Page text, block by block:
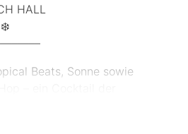
HALL
❄️
Beats, Sonne sowie